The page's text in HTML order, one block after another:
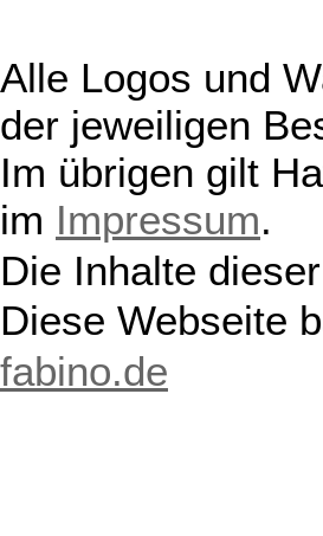
Alle Logos und
der jeweiligen
Im übrigen gilt
im Impressum.
Die Inhalte
Diese Webseite
fabino.de